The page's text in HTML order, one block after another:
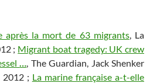
après la mort de 63 migrants, La
; Migrant boat tragedy: UK crew
…, The Guardian, Jack Shenker
2012 ; La marine française a-t-elle